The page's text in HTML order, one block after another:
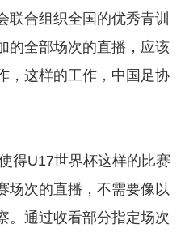
联合组织全国的优秀青训
的全部场次的直播，应该
，这样的工作，中国足协
U17世界杯这样的比赛
场次的直播，不需要像以
。通过收看部分指定场次